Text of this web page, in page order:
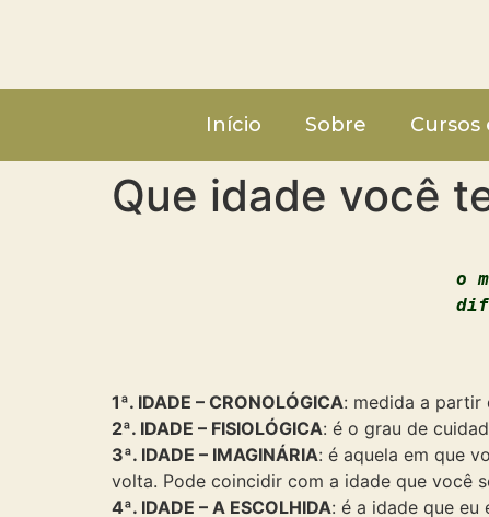
Início Sobre Cursos
Que idade você
o
1ª. IDADE – CRONOLÓGICA: medida a partir
2ª. IDADE – FISIOLÓGICA: é o grau de
3ª. IDADE – IMAGINÁRIA: é aquela em que
volta. Pode coincidir com a idade que você
4ª. IDADE – A ESCOLHIDA: é a idade que eu